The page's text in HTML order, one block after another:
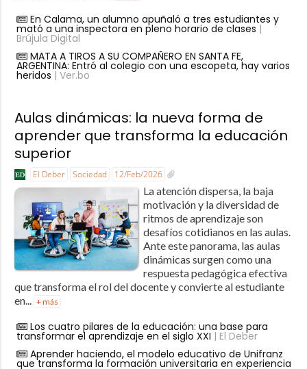
En Calama, un alumno apuñaló a tres estudiantes y
mató a una inspectora en pleno horario de clases |
Brújula Digital
MATA A TIROS A SU COMPAÑERO EN SANTA FE,
ARGENTINA: Entró al colegio con una escopeta, hay varios
heridos | Ver.bo
Aulas dinámicas: la nueva forma de
aprender que transforma la educación
superior
El Deber Sociedad 12/Feb/2026
La atención dispersa, la baja
motivación y la diversidad de
ritmos de aprendizaje son
desafíos cotidianos en las aulas.
Ante este panorama, las aulas
dinámicas surgen como una
respuesta pedagógica efectiva
que transforma el rol del docente y convierte al estudiante
en...
+ más
Los cuatro pilares de la educación: una base para
transformar el aprendizaje en el siglo XXI | El Deber
Aprender haciendo, el modelo educativo de Unifranz
que transforma la formación universitaria en experiencia